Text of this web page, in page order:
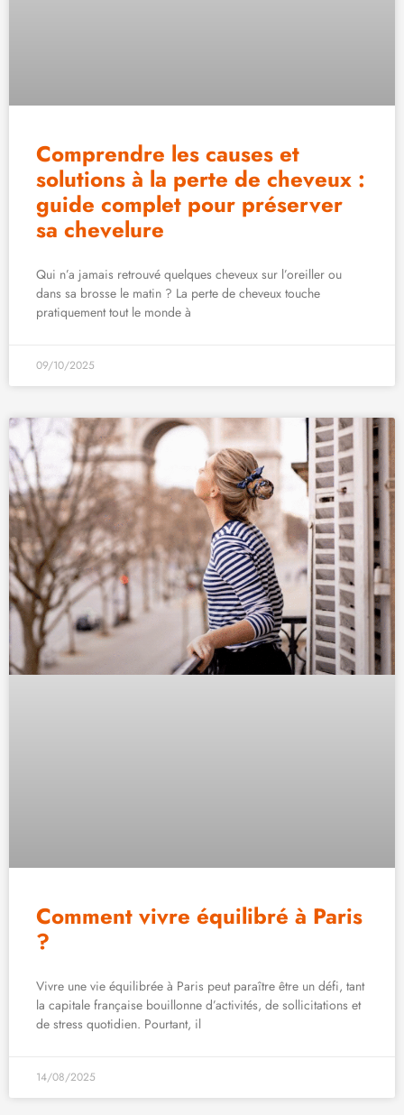
Comprendre les causes et
solutions à la perte de cheveux :
guide complet pour préserver
sa chevelure
Qui n’a jamais retrouvé quelques cheveux sur l’oreiller ou
dans sa brosse le matin ? La perte de cheveux touche
pratiquement tout le monde à
09/10/2025
Comment vivre équilibré à Paris
?
Vivre une vie équilibrée à Paris peut paraître être un défi, tant
la capitale française bouillonne d’activités, de sollicitations et
de stress quotidien. Pourtant, il
14/08/2025